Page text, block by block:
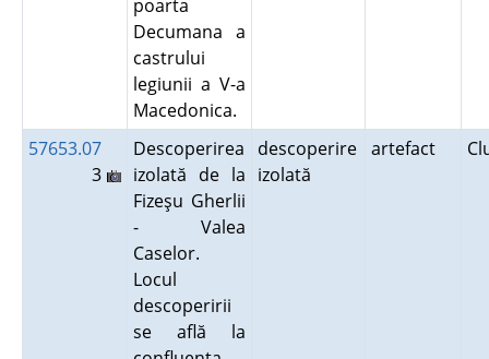
poarta
Decumana a
castrului
legiunii a V-a
Macedonica.
57653.07
3
Descoperirea
izolată de la
Fizeşu Gherlii
- Valea
Caselor.
Locul
descoperirii
se află la
descoperire
izolată
artefact